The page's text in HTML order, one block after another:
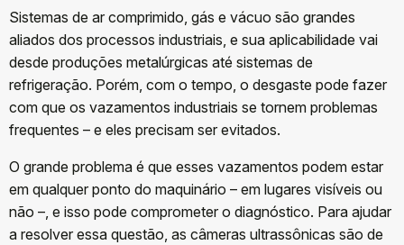
Sistemas de ar comprimido, gás e vácuo são grandes
aliados dos processos industriais, e sua aplicabilidade vai
desde produções metalúrgicas até sistemas de
refrigeração. Porém, com o tempo, o desgaste pode fazer
com que os vazamentos industriais se tornem problemas
frequentes – e eles precisam ser evitados.
O grande problema é que esses vazamentos podem estar
em qualquer ponto do maquinário – em lugares visíveis ou
não –, e isso pode comprometer o diagnóstico. Para ajudar
a resolver essa questão, as câmeras ultrassônicas são de